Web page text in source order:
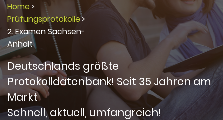
Home>
Prüfungsprotokolle>
2. Examen Sachsen-
Anhalt
Deutschlands größte
Protokolldatenbank! Seit 35 Jahren am
Markt
Schnell, aktuell, umfangreich!